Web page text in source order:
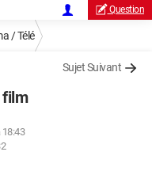
Question
/ Télé
Sujet Suivant
film